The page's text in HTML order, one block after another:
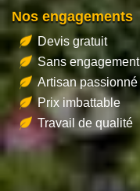
Nos engagements
Devis gratuit
Sans engagement
Artisan passionné
Prix imbattable
Travail de qualité